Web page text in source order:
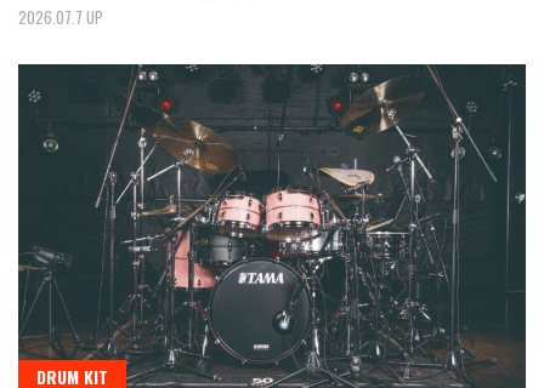
2026.07.7 UP
DRUM KIT